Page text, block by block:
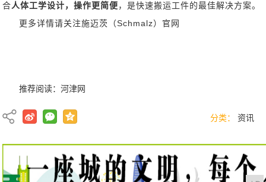
合人体工学设计，操作更简便，是快速搬运工件的最佳解决方案。
更多详情请关注施迈茨（Schmalz）官网
推荐阅读：河津网
分类： 资讯